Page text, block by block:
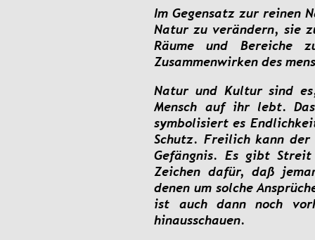
Im Gegensatz zur reinen
Natur zu verändern, sie
Räume
und Bereiche
Zusammenwirken des
Natur und Kultur sind
Mensch auf ihr lebt. Das
symbolisiert es
Schutz. Freilich kann der
Gefängnis. Es gibt Streit
Zeichen dafür, daß
denen um solche
ist
auch dann noch
hinausschauen.